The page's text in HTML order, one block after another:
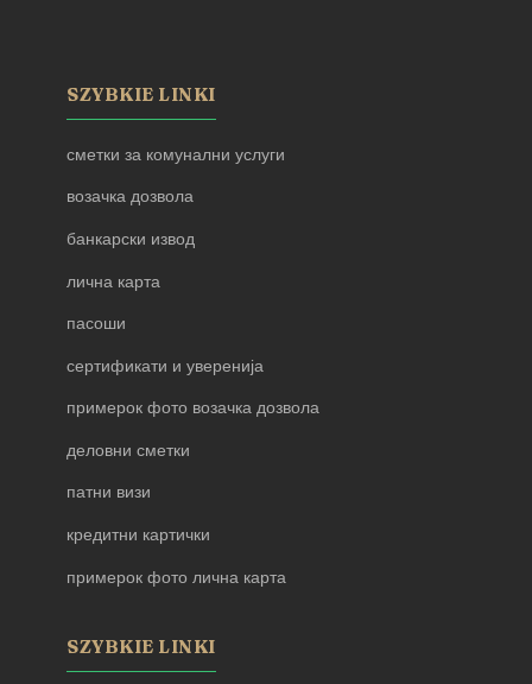
SZYBKIE LINKI
сметки за комунални услуги
возачка дозвола
банкарски извод
лична карта
пасоши
сертификати и уверенија
примерок фото возачка дозвола
деловни сметки
патни визи
кредитни картички
примерок фото лична карта
SZYBKIE LINKI